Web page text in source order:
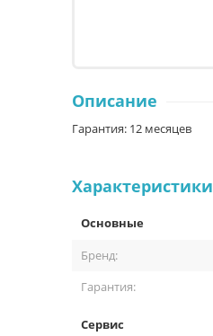
Описание
Гарантия: 12 месяцев
Характеристики
Основные
Бренд:
Гарантия:
Сервис